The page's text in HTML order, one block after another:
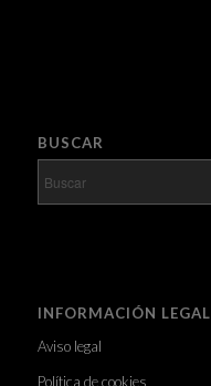
BUSCAR
INFORMACIÓN LEGAL
Aviso legal
Política de cookies